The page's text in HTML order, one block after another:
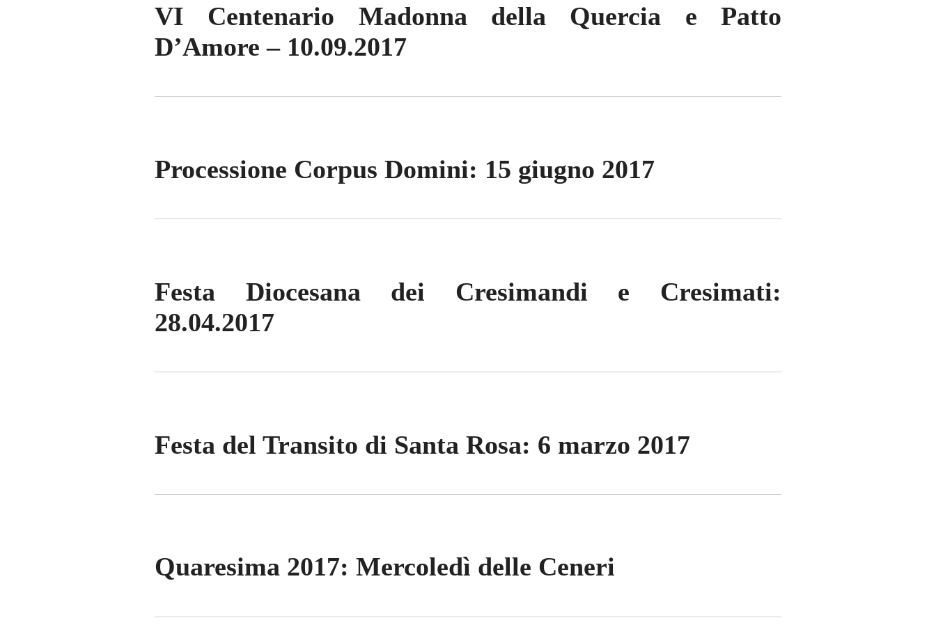
VI Centenario Madonna della Quercia e Patto
D’Amore – 10.09.2017
Processione Corpus Domini: 15 giugno 2017
Festa Diocesana dei Cresimandi e Cresimati:
28.04.2017
Festa del Transito di Santa Rosa: 6 marzo 2017
Quaresima 2017: Mercoledì delle Ceneri